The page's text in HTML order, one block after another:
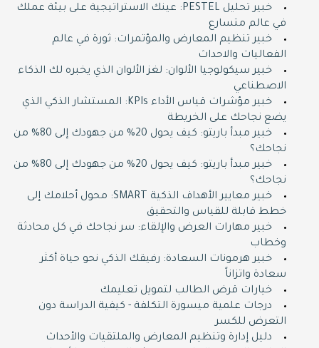
خبير تحليل PESTEL: عينك الاستراتيجية على بيئة عملك
في عالم متسارع
خبير تنظيم المعارض والمؤتمرات: ثورة في عالم
الفعاليات والاحداث
خبير سيكولوجيا الألوان: لغز الألوان الذي يخبره لك الذكاء
الاصطناعي
خبير مؤشرات قياس الأداء KPIs: المستشار الذكي الذي
يضع نجاحك على الخريطة
خبير مبدأ باريتو: كيف يحول 20% من جهودك إلى 80% من
نجاحك؟
خبير مبدأ باريتو: كيف يحول 20% من جهودك إلى 80% من
نجاحك؟
خبير معايير الأهداف الذكية SMART: محول أحلامك إلى
خطط قابلة للقياس والتحقيق
خبير مهارات العرض والإلقاء: سر نجاحك في كل محادثة
وخطاب
خبير هرمونات السعادة: رفيقك الذكي نحو حياة أكثر
سعادة واتزاناً
خيارات قرض الطالب لتمويل تعليمك
درجات علمية ميسورة التكلفة - كيفية الدراسة دون
التعرض للكسر
دليل إدارة وتنظيم المعارض والملتقيات والأحداث